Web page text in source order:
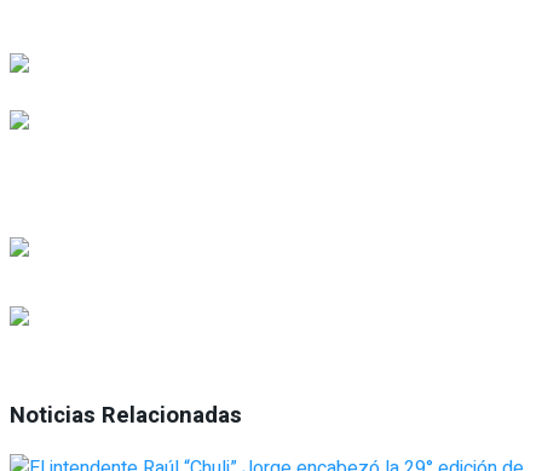
Noticias Relacionadas